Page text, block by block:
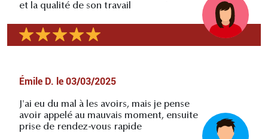
et la qualité de son travail
Émile D. le 03/03/2025
J'ai eu du mal à les avoirs, mais je pense
avoir appelé au mauvais moment, ensuite
prise de rendez-vous rapide